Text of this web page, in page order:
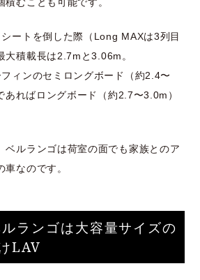
ートを倒した際（Long MAXは3列目
大積載長は2.7mと3.06m。
ィンのセミロングボード（約2.4〜
ればロングボード（約2.7〜3.0m）
ベルランゴは荷室の面でも家族とのア
なのです。
ランゴは大容量サイズの
LAV